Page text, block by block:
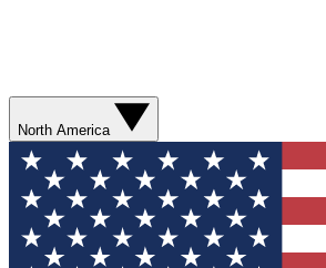
North America